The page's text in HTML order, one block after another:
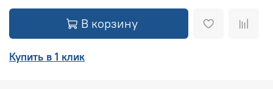
В корзину
Купить в 1 клик